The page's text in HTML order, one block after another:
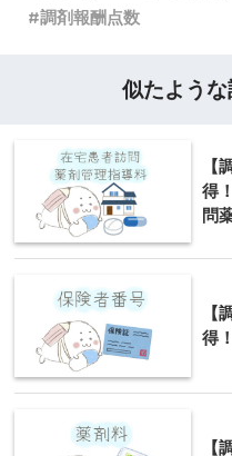
調剤報酬点数
似たような
【
得
問
【
得
【